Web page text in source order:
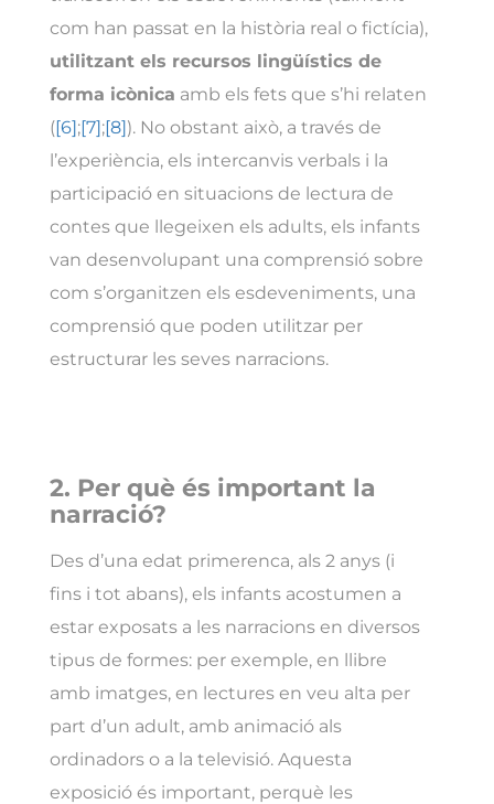
com han passat en la història real o fictícia),
utilitzant els recursos lingüístics de
forma icònica amb els fets que s’hi relaten
([6];[7];[8]). No obstant això, a través de
l’experiència, els intercanvis verbals i la
participació en situacions de lectura de
contes que llegeixen els adults, els infants
van desenvolupant una comprensió sobre
com s’organitzen els esdeveniments, una
comprensió que poden utilitzar per
estructurar les seves narracions.
2. Per què és important la
narració?
Des d’una edat primerenca, als 2 anys (i
fins i tot abans), els infants acostumen a
estar exposats a les narracions en diversos
tipus de formes: per exemple, en llibre
amb imatges, en lectures en veu alta per
part d’un adult, amb animació als
ordinadors o a la televisió. Aquesta
exposició és important, perquè les